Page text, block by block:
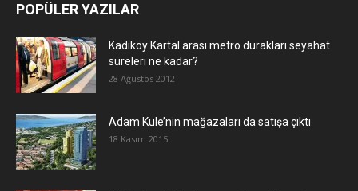
POPÜLER YAZILAR
Kadıköy Kartal arası metro durakları seyahat
süreleri ne kadar?
28 Ağustos 2012
Adam Kule’nin mağazaları da satışa çıktı
18 Kasım 2015